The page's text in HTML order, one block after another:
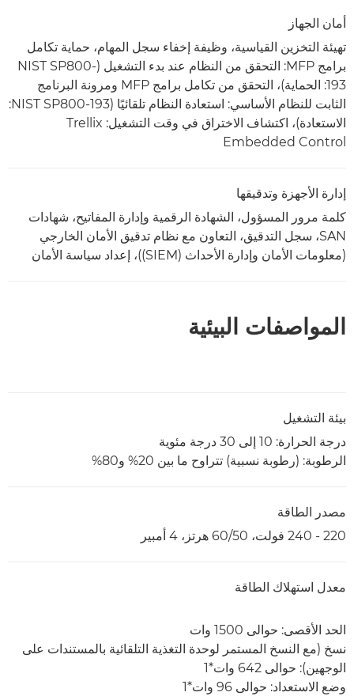
أمان الجهاز
تهيئة التخزين القياسية، وظيفة إخفاء سجل المهام، حماية تكامل
برامج MFP: التحقق من النظام عند بدء التشغيل (NIST SP800-
193: الحماية)، التحقق من تكامل برامج MFP ومرونة البرنامج
الثابت للنظام الأساسي: استعادة النظام تلقائيًا (NIST SP800-193:
الاستعادة)، اكتشاف الاختراق في وقت التشغيل: Trellix
Embedded Control
إدارة الأجهزة وتدقيقها
كلمة مرور المسؤول، الشهادة الرقمية وإدارة المفاتيح، شهادات
SAN، سجل التدقيق، التعاون مع نظام تدقيق الأمان الخارجي
(معلومات الأمان وإدارة الأحداث (SIEM))، إعداد سياسة الأمان
المواصفات البيئية
بيئة التشغيل
درجة الحرارة‏: 10 إلى 30 درجة مئوية
الرطوبة: (رطوبة نسبية) تتراوح ما بين 20% و80%
مصدر الطاقة
220 - 240 فولت، 50/‏60 هرتز، 4 أمبير
معدل استهلاك الطاقة
الحد الأقصى: حوالى 1500 وات
نسخ (مع النسخ المستمر لوحدة التغذية التلقائية بالمستندات على
الوجهين): حوالى 642 وات*1
وضع الاستعداد: حوالى 96 وات*1